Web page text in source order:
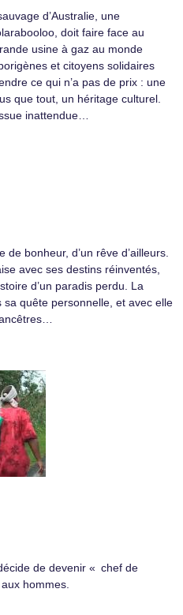
d’Australie, une
doit faire face au
usine à gaz au monde
et citoyens solidaires
ce qui n’a pas de prix : une
que tout, un héritage culturel.
inattendue…
de bonheur, d’un rêve d’ailleurs.
avec ses destins réinventés,
d’un paradis perdu. La
quête personnelle, et avec elle
de devenir « chef de
hommes.